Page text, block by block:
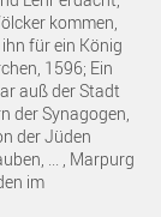
kommen,
für ein König
1596; Ein
auß der Stadt
der Synagogen,
der Jüden
... , Marpurg
im